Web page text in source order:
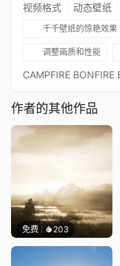
视频格式 动态壁纸
千千壁纸的惊艳效果
调整画质和性能
作者的其他作品
免费 203